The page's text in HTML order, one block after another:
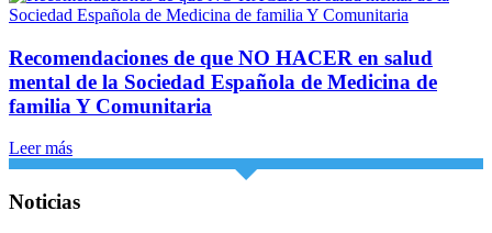
Recomendaciones de que NO HACER en salud
mental de la Sociedad Española de Medicina de
familia Y Comunitaria
Leer más
Noticias